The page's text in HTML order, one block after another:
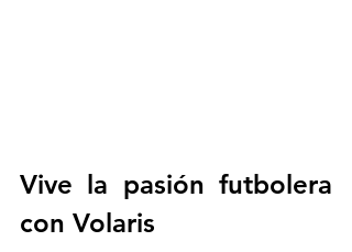
Vive la pasión futbolera
con Volaris